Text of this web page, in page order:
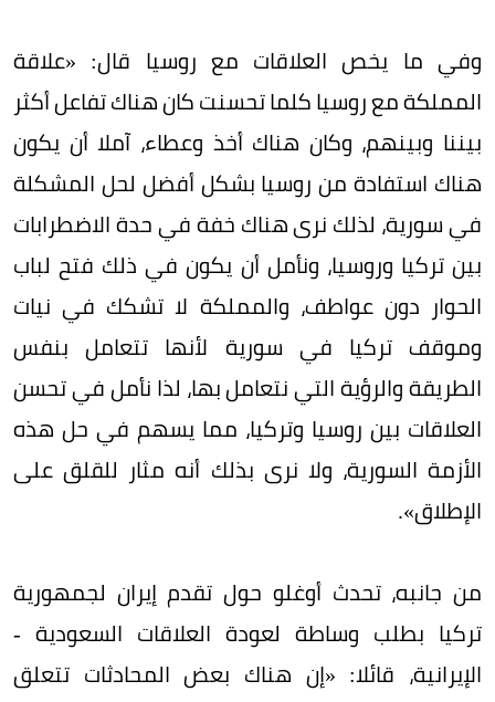
وفي ما يخص العلاقات مع روسيا قال: «علاقة
المملكة مع روسيا كلما تحسنت كان هناك تفاعل أكثر
بيننا وبينهم، وكان هناك أخذ وعطاء، آملا أن يكون
هناك استفادة من روسيا بشكل أفضل لحل المشكلة
في سورية، لذلك نرى هناك خفة في حدة الاضطرابات
بين تركيا وروسيا، ونأمل أن يكون في ذلك فتح لباب
الحوار دون عواطف، والمملكة لا تشكك في نيات
وموقف تركيا في سورية لأنها تتعامل بنفس
الطريقة والرؤية التي نتعامل بها، لذا نأمل في تحسن
العلاقات بين روسيا وتركيا، مما يسهم في حل هذه
الأزمة السورية، ولا نرى بذلك أنه مثار للقلق على
الإطلاق».
من جانبه، تحدث أوغلو حول تقدم إيران لجمهورية
تركيا بطلب وساطة لعودة العلاقات السعودية -
الإيرانية، قائلا: «إن هناك بعض المحادثات تتعلق